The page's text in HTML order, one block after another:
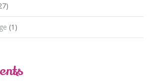
(1)